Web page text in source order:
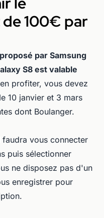
100€ par
par Samsung
S8 est valable
profiter, vous devez
10 janvier et 3 mars
dont Boulanger.
vous connecter
puis sélectionner
ne disposez pas d'un
enregistrer pour